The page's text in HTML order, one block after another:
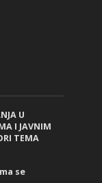
U
I JAVNIM
TEMA
se